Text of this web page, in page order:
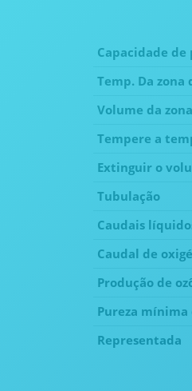
Capacidade de
Temp. Da
Volume da
Tempere a
Extinguir o
Tubulação
Caudais
Caudal de
Produção de
Pureza
Representada